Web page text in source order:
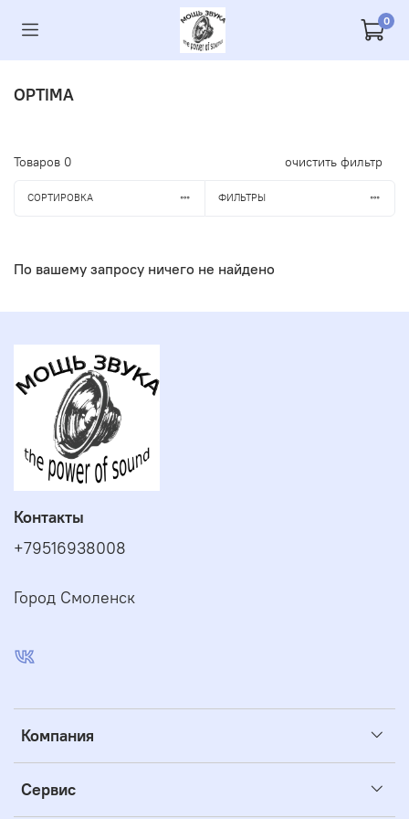
0
OPTIMA
Товаров 0 очистить фильтр
СОРТИРОВКА ФИЛЬТРЫ
По вашему запросу ничего не найдено
Компания
Сервис
Контакты
+79516938008
Город Смоленск